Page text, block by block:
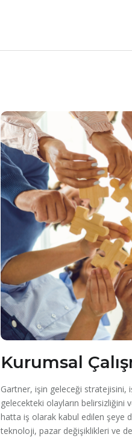
Kurumsal
Gartner, işin geleceği stratejisini,
gelecekteki olayların belirsizliğini
hatta iş olarak kabul edilen şeye
teknoloji, pazar değişiklikleri ve